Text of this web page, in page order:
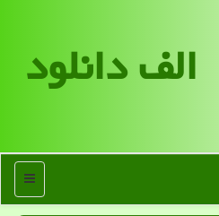
الف دانلود
منو